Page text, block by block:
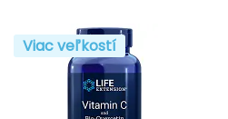
Viac veľkostí